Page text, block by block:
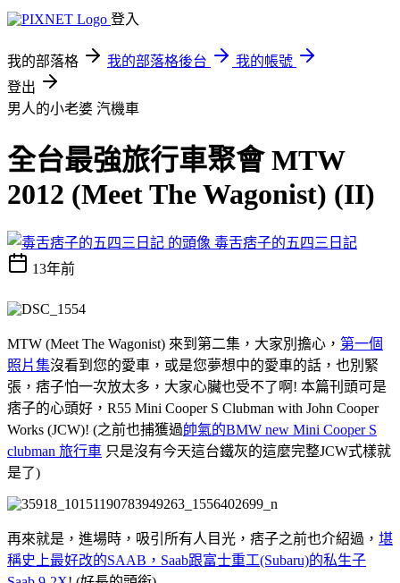
登入
我的部落格 我的部落格後台
我的帳號
登出
男人的小老婆 汽機車
全台最強旅行車聚會 MTW
2012 (Meet The Wagonist) (II)
毒舌痞子的五四三日記
13年前
MTW (Meet The Wagonist) 來到第二集，大家別擔心， 第一個
照片集沒看到您的愛車，或是您夢想中的愛車的話，也別緊
張，痞子怕一次放太多，大家心臟也受不了啊! 本篇刊頭可是
痞子的心頭好，R55 Mini Cooper S Clubman with John Cooper
Works (JCW)! (之前也捕獲過帥氣的BMW new Mini Cooper S
clubman 旅行車 只是沒有今天這台鐵灰的這麼完整JCW式樣就
是了)
再來就是，進場時，吸引所有人目光，痞子之前也介紹過， 堪
稱史上最好改的SAAB，Saab跟富士重工(Subaru)的私生子